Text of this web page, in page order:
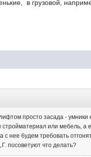
в грузовой,
просто засада -
или мебель,
с нее будем требовать
посоветуют что делать?